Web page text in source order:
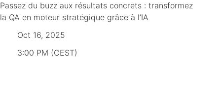
Passez du buzz aux résultats concrets : transformez
la QA en moteur stratégique grâce à l’IA
Oct 16, 2025
3:00 PM (CEST)